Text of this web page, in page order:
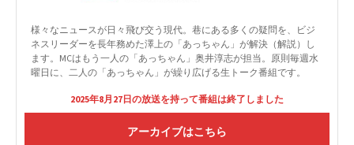
様々なニュースが日々飛び交う現代。巷にある多くの疑問を、ビジ
ネスリーダーを長年務めた澤上の「あっちゃん」が解決（解説）し
ます。MCはもう一人の「あっちゃん」奥井淳志が担当。原則毎週水
曜日に、二人の「あっちゃん」が繰り広げる生トーク番組です。
2025年8月27日の放送を持って番組は終了しました
アーカイブはこちら